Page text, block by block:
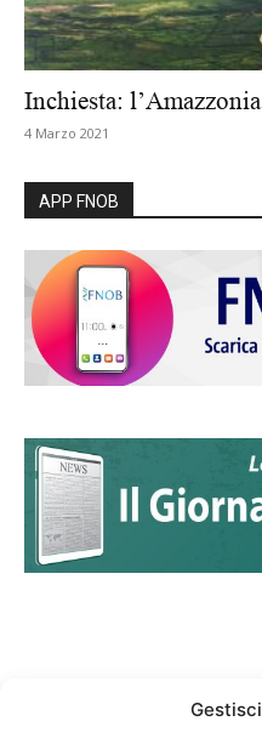
Inchiesta:
4 Marzo 2021
APP FNOB